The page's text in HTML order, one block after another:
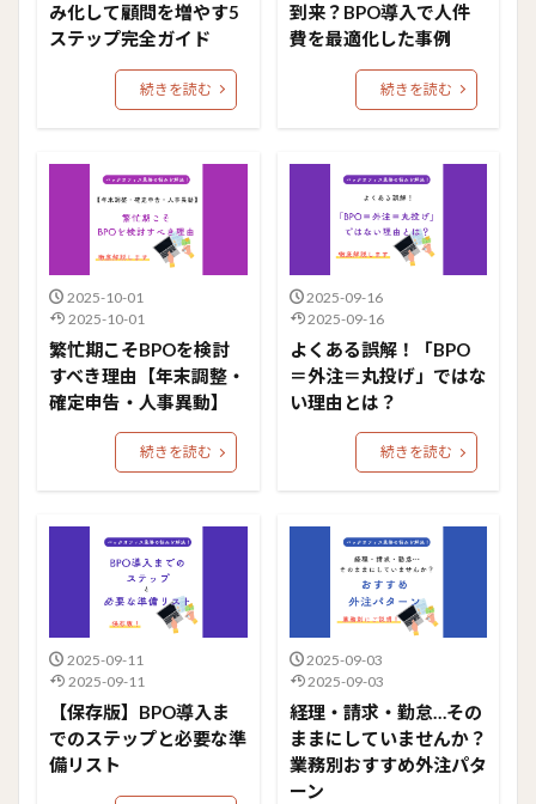
み化して顧問を増やす5
ステップ完全ガイド
続きを読む
到来？BPO導入で人件
費を最適化した事例
続きを読む
2025-10-01
2025-10-01
繁忙期こそBPOを検討
すべき理由【年末調整・
確定申告・人事異動】
続きを読む
2025-09-16
2025-09-16
よくある誤解！「BPO
＝外注＝丸投げ」ではな
い理由とは？
続きを読む
2025-09-11
2025-09-11
【保存版】BPO導入ま
でのステップと必要な準
備リスト
2025-09-03
2025-09-03
経理・請求・勤怠…その
ままにしていませんか？
業務別おすすめ外注パタ
ーン